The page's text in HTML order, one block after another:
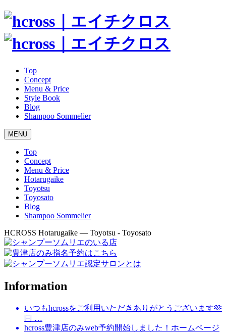
Top
Concept
Menu & Price
Style Book
Blog
Shampoo Sommelier
MENU
Top
Concept
Menu & Price
Hotarugaike
Toyotsu
Toyosato
Blog
Shampoo Sommelier
HCROSS Hotarugaike — Toyotsu - Toyosato
Information
いつもhcrossをご利用いただきありがとうございます🫶
🏻 …
hcross豊津店のみweb予約開始しました！ホームページ